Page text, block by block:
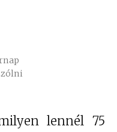
lennél 75